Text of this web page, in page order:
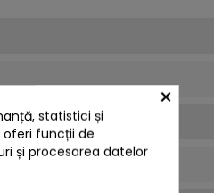
×
statistici și
funcții de
și procesarea datelor